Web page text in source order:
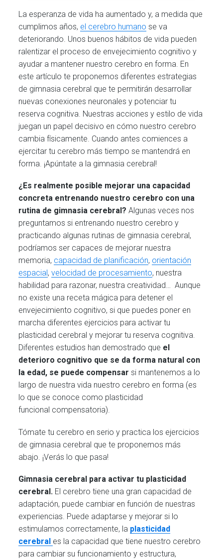
La esperanza de vida ha aumentado y, a medida que
cumplimos años, el cerebro humano se va
deteriorando. Unos buenos hábitos de vida pueden
ralentizar el proceso de envejecimiento cognitivo y
ayudar a mantener nuestro cerebro en forma. En
este artículo te proponemos diferentes estrategias
de gimnasia cerebral que te permitirán desarrollar
nuevas conexiones neuronales y potenciar tu
reserva cognitiva. Nuestras acciones y estilo de vida
juegan un papel decisivo en cómo nuestro cerebro
cambia físicamente. Cuando antes comiences a
ejercitartu cerebro más tiempo se mantendrá en
forma. ¡Apúntate a la gimnasia cerebral!
¿Es realmente posible mejorar una capacidad
concreta entrenando nuestro cerebro con una
rutina de gimnasia cerebral? Algunas veces nos
preguntamos si entrenando nuestro cerebro y
practicando algunas rutinas de gimnasia cerebral,
podríamos ser capaces de mejorar nuestra
memoria, capacidad de planificación, orientación
espacial ,velocidad de procesamiento, nuestra
habilidad para razonar, nuestra creatividad… Aunque
no existe una receta mágica para detener el
envejecimiento cognitivo, si que puedes poner en
marcha diferentes ejercicios para activar tu
plasticidad cerebral y mejorar tu reserva cognitiva.
Diferentes estudios han demostrado que el
deterioro cognitivo que se da forma natural con
la edad, se puede compensar si mantenemos a lo
largo de nuestra vida nuestro cerebro en forma (es
lo que se conoce como plasticidad
funcional compensatoria).
Tómate tu cerebro en serio y practica los ejercicios
de gimnasia cerebral que te proponemos más
abajo. ¡Verás lo que pasa!
Gimnasia cerebral para activar tu plasticidad
cerebral. El cerebro tiene una gran capacidad de
adaptación, puede cambiar en función de nuestras
experiencias. Puede adaptarse y mejorar si lo
estimulamos correctamente, la plasticidad
cerebral es la capacidad que tiene nuestro cerebro
para cambiar su funcionamiento y estructura,